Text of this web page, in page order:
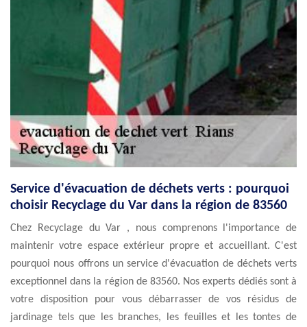
Service d'évacuation de déchets verts : pourquoi
choisir Recyclage du Var dans la région de 83560
Chez Recyclage du Var , nous comprenons l'importance de
maintenir votre espace extérieur propre et accueillant. C'est
pourquoi nous offrons un service d'évacuation de déchets verts
exceptionnel dans la région de 83560. Nos experts dédiés sont à
votre disposition pour vous débarrasser de vos résidus de
jardinage tels que les branches, les feuilles et les tontes de